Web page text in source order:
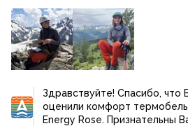
Здравствуйте! Спасибо, что
оценили комфорт
Energy Rose. Признательны